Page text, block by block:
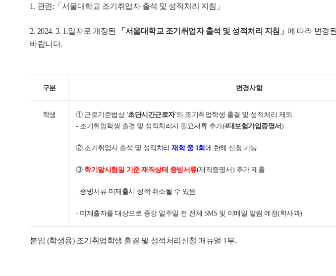
1. 관련:「서울대학교 조기취업자 출석 및 성적처리 지침」
2. 2024. 3. 1.일자로 개정된 「서울대학교 조기취업자 출석 및 성적처리 지침」 에 따라 변경된
바랍니다.
구분 변경사항
학생 ① 근로기준법상 '초단시간근로자'의 조기취업학생 출결 및 성적처리 제외
- 조기취업학생 출결 및 성적처리시 필요서류 추가(4대보험가입증명서)
② 조기취업자 출석 및 성적처리 재학 중 1회에 한해 신청 가능
③ 학기말시험일 기준 재직상태 증빙서류(재직증명서) 추가 제출
- 증빙서류 미제출시 성적 취소될 수 있음
- 미제출자를 대상으로 종강 일주일 전 전체 SMS 및 이메일 알림 예정(학사과)
붙임 (학생용) 조기취업학생 출결 및 성적처리신청 매뉴얼 1부.